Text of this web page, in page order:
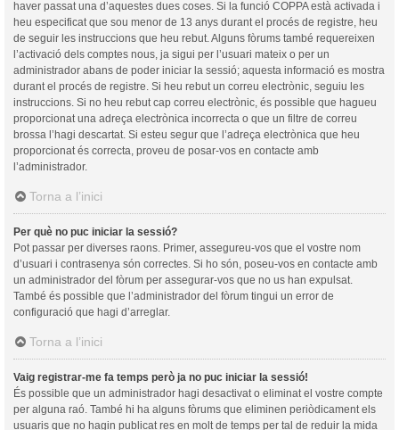
haver passat una d’aquestes dues coses. Si la funció COPPA està activada i
heu especificat que sou menor de 13 anys durant el procés de registre, heu
de seguir les instruccions que heu rebut. Alguns fòrums també requereixen
l’activació dels comptes nous, ja sigui per l’usuari mateix o per un
administrador abans de poder iniciar la sessió; aquesta informació es mostra
durant el procés de registre. Si heu rebut un correu electrònic, seguiu les
instruccions. Si no heu rebut cap correu electrònic, és possible que hagueu
proporcionat una adreça electrònica incorrecta o que un filtre de correu
brossa l’hagi descartat. Si esteu segur que l’adreça electrònica que heu
proporcionat és correcta, proveu de posar-vos en contacte amb
l’administrador.
Torna a l’inici
Per què no puc iniciar la sessió?
Pot passar per diverses raons. Primer, assegureu-vos que el vostre nom
d’usuari i contrasenya són correctes. Si ho són, poseu-vos en contacte amb
un administrador del fòrum per assegurar-vos que no us han expulsat.
També és possible que l’administrador del fòrum tingui un error de
configuració que hagi d’arreglar.
Torna a l’inici
Vaig registrar-me fa temps però ja no puc iniciar la sessió!
És possible que un administrador hagi desactivat o eliminat el vostre compte
per alguna raó. També hi ha alguns fòrums que eliminen periòdicament els
usuaris que no hagin publicat res en molt de temps per tal de reduir la mida